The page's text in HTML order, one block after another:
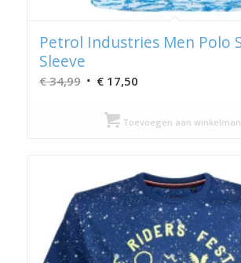
Petrol Industries Men Polo
Sleeve
€34,99 Oorspronkelijke
was:
€17,50Huidige
Toevoegen aan